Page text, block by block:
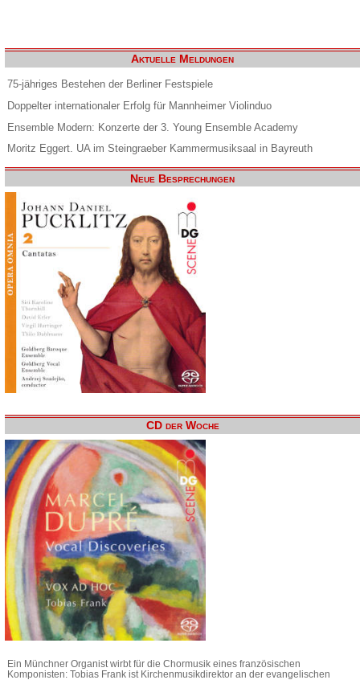
Aktuelle Meldungen
75-jähriges Bestehen der Berliner Festspiele
Doppelter internationaler Erfolg für Mannheimer Violinduo
Ensemble Modern: Konzerte der 3. Young Ensemble Academy
Moritz Eggert. UA im Steingraeber Kammermusiksaal in Bayreuth
Neue Besprechungen
CD der Woche
Ein Münchner Organist wirbt für die Chormusik eines französischen
Komponisten: Tobias Frank ist Kirchenmusikdirektor an der evangelischen